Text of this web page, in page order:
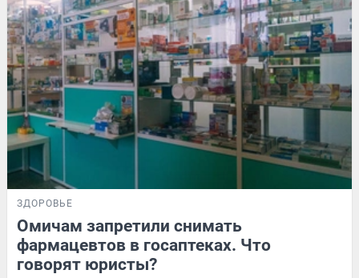
ЗДОРОВЬЕ
Омичам запретили снимать
фармацевтов в госаптеках. Что
говорят юристы?